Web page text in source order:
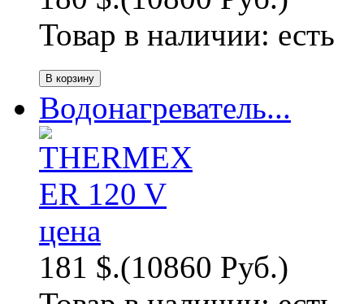
Товар в наличии: есть
Водонагреватель...
181 $.(10860 Руб.)